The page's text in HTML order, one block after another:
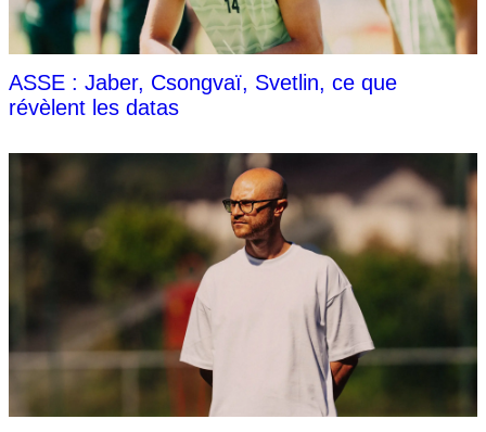
ASSE : Jaber, Csongvaï, Svetlin, ce que
révèlent les datas